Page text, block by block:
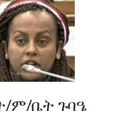
ም/ቤት ጉባዔ